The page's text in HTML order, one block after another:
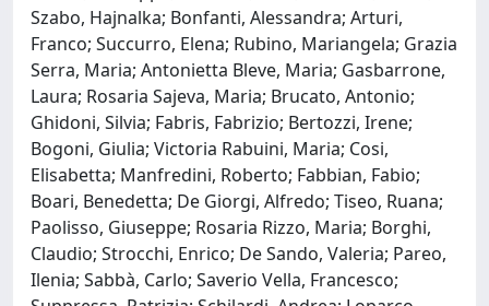
Szabo, Hajnalka; Bonfanti, Alessandra; Arturi,
Franco; Succurro, Elena; Rubino, Mariangela; Grazia
Serra, Maria; Antonietta Bleve, Maria; Gasbarrone,
Laura; Rosaria Sajeva, Maria; Brucato, Antonio;
Ghidoni, Silvia; Fabris, Fabrizio; Bertozzi, Irene;
Bogoni, Giulia; Victoria Rabuini, Maria; Cosi,
Elisabetta; Manfredini, Roberto; Fabbian, Fabio;
Boari, Benedetta; De Giorgi, Alfredo; Tiseo, Ruana;
Paolisso, Giuseppe; Rosaria Rizzo, Maria; Borghi,
Claudio; Strocchi, Enrico; De Sando, Valeria; Pareo,
Ilenia; Sabbà, Carlo; Saverio Vella, Francesco;